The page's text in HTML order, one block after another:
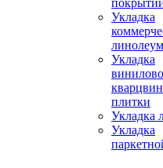
Укладка
Укладка
плитки
Укладка
Укладка